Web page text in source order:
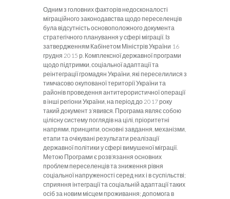
Одним з головних факторів недосконалості
міграційного законодавства щодо переселенців
була відсутність основоположного документа
стратегічного планування у сфері міграції. Із
затвердженням Кабінетом Міністрів України 16
грудня 2015 р. Комплексної державної програми
щодо підтримки, соціальної адаптації та
реінтеграції громадян України, які переселилися з
тимчасово окупованої території України та
районів проведення антитерористичної операції
в інші регіони України, на період до 2017 року
такий документ з’явився. Програма являє собою
цілісну систему поглядів на цілі, пріоритетні
напрями, принципи, основні завдання, механізми,
етапи та очікувані результати реалізації
державної політики у сфері вимушеної міграції.
Метою Програми є розв’язання основних
проблем переселенців та зниження рівня
соціальної напруженості серед них і в суспільстві;
сприяння інтеграції та соціальній адаптації таких
осіб за новим місцем проживання; допомога в